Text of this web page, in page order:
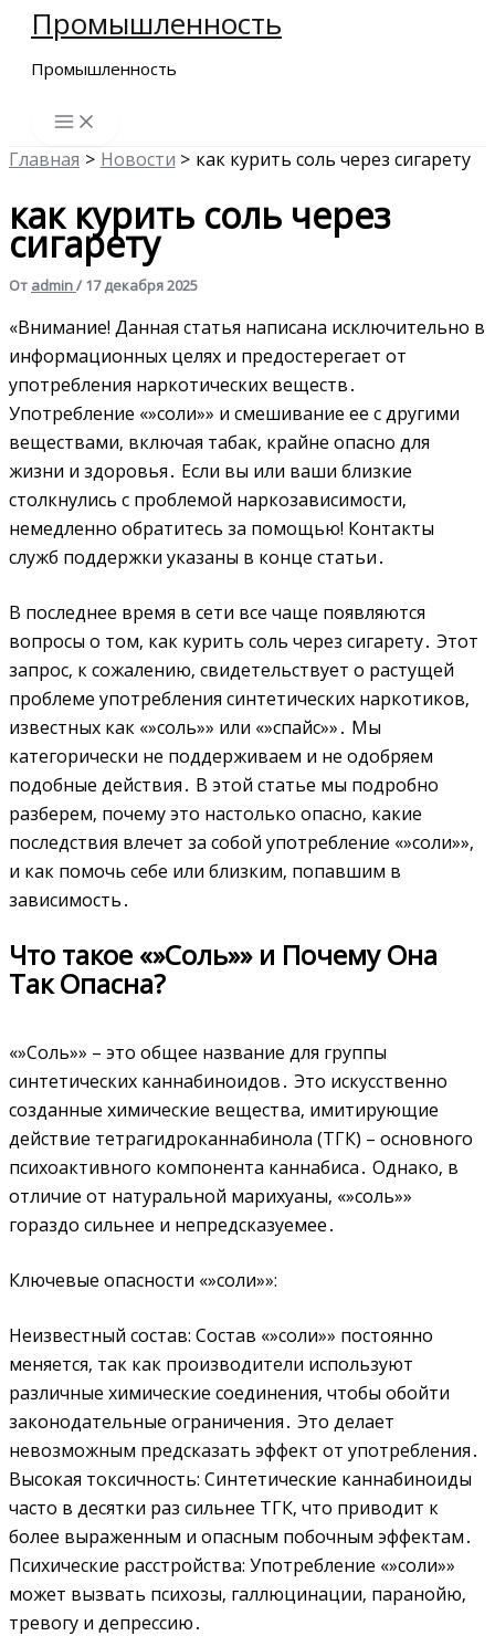
Перейти
содержимому
Промышленность
Промышленность
Главная Новости как курить соль через сигарету
как курить соль через
сигарету
От admin/ 17 декабря 2025
«Внимание! Данная статья написана исключительно в
информационных целях и предостерегает от
употребления наркотических веществ․
Употребление «»соли»» и смешивание ее с другими
веществами‚ включая табак‚ крайне опасно для
жизни и здоровья․ Если вы или ваши близкие
столкнулись с проблемой наркозависимости‚
немедленно обратитесь за помощью! Контакты
служб поддержки указаны в конце статьи․
В последнее время в сети все чаще появляются
вопросы о том‚ как курить соль через сигарету․ Этот
запрос‚ к сожалению‚ свидетельствует о растущей
проблеме употребления синтетических наркотиков‚
известных как «»соль»» или «»спайс»»․ Мы
категорически не поддерживаем и не одобряем
подобные действия․ В этой статье мы подробно
разберем‚ почему это настолько опасно‚ какие
последствия влечет за собой употребление «»соли»»‚
и как помочь себе или близким‚ попавшим в
зависимость․
Что такое «»Соль»» и Почему Она
Так Опасна?
«»Соль»» – это общее название для группы
синтетических каннабиноидов․ Это искусственно
созданные химические вещества‚ имитирующие
действие тетрагидроканнабинола (ТГК) – основного
психоактивного компонента каннабиса․ Однако‚ в
отличие от натуральной марихуаны‚ «»соль»»
гораздо сильнее и непредсказуемее․
Ключевые опасности «»соли»»:
Неизвестный состав: Состав «»соли»» постоянно
меняется‚ так как производители используют
различные химические соединения‚ чтобы обойти
законодательные ограничения․ Это делает
невозможным предсказать эффект от употребления․
Высокая токсичность: Синтетические каннабиноиды
часто в десятки раз сильнее ТГК‚ что приводит к
более выраженным и опасным побочным эффектам․
Психические расстройства: Употребление «»соли»»
может вызвать психозы‚ галлюцинации‚ паранойю‚
тревогу и депрессию․